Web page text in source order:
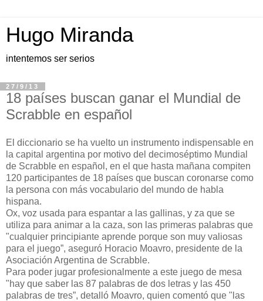
Hugo Miranda
intentemos ser serios
27/9/13
18 países buscan ganar el Mundial de
Scrabble en español
El diccionario se ha vuelto un instrumento indispensable en
la capital argentina por motivo del decimoséptimo Mundial
de Scrabble en español, en el que hasta mañana compiten
120 participantes de 18 países que buscan coronarse como
la persona con más vocabulario del mundo de habla
hispana.
Ox, voz usada para espantar a las gallinas, y za que se
utiliza para animar a la caza, son las primeras palabras que
"cualquier principiante aprende porque son muy valiosas
para el juego”, aseguró Horacio Moavro, presidente de la
Asociación Argentina de Scrabble.
Para poder jugar profesionalmente a este juego de mesa
"hay que saber las 87 palabras de dos letras y las 450
palabras de tres”, detalló Moavro, quien comentó que "las